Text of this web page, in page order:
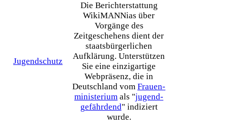
Jugendschutz
Die Bericht­erstattung
WikiMANNias über
Vorgänge des
Zeitgeschehens dient der
staats­bürgerlichen
Aufklärung. Unterstützen
Sie eine einzig­artige
Webpräsenz, die in
Deutschland vom Frauen­
ministerium als "jugend­
gefährdend" indiziert
wurde.